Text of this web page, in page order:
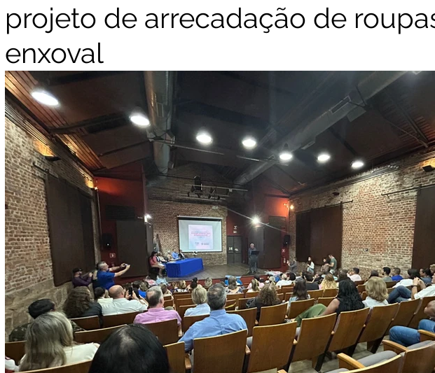
projeto de arrecadação de
enxoval